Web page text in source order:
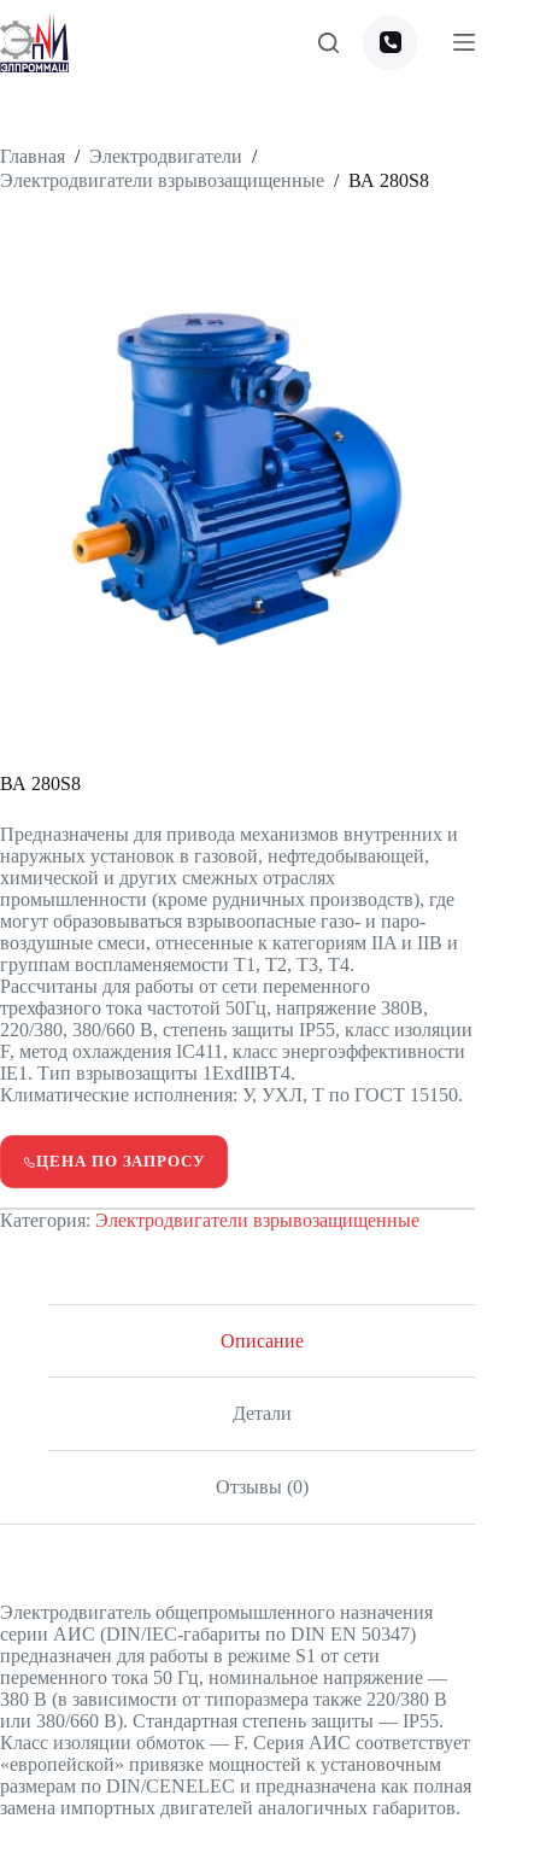
Перейти
к
сути
Главная / Электродвигатели /
Электродвигатели взрывозащищенные / ВА 280S8
ВА 280S8
Предназначены для привода механизмов внутренних и
наружных установок в газовой, нефтедобывающей,
химической и других смежных отраслях
промышленности (кроме рудничных производств), где
могут образовываться взрывоопасные газо- и паро-
воздушные смеси, отнесенные к категориям IIA и IIB и
группам воспламеняемости T1, T2, T3, T4.
Рассчитаны для работы от сети переменного
трехфазного тока частотой 50Гц, напряжение 380В,
220/380, 380/660 В, степень защиты IP55, класс изоляции
F, метод охлаждения IC411, класс энергоэффективности
IE1. Тип взрывозащиты 1ExdIIBT4.
Климатические исполнения: У, УХЛ, Т по ГОСТ 15150.
ЦЕНА ПО ЗАПРОСУ
Категория: Электродвигатели взрывозащищенные
Описание
Детали
Отзывы (0)
Электродвигатель общепромышленного назначения
серии АИС (DIN/IEC-габариты по DIN EN 50347)
предназначен для работы в режиме S1 от сети
переменного тока 50 Гц, номинальное напряжение —
380 В (в зависимости от типоразмера также 220/380 В
или 380/660 В). Стандартная степень защиты — IP55.
Класс изоляции обмоток — F. Серия АИС соответствует
«европейской» привязке мощностей к установочным
размерам по DIN/CENELEC и предназначена как полная
замена импортных двигателей аналогичных габаритов.